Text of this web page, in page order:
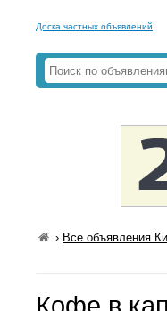
Доска частных объявлений
› Все объявления